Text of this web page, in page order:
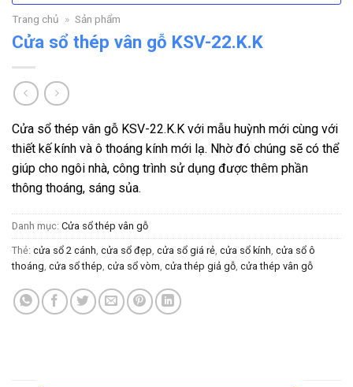
Trang chủ » Sản phẩm
Cửa sổ thép vân gỗ KSV-22.K.K
Cửa sổ thép vân gỗ KSV-22.K.K với mẫu huỳnh mới cùng với
thiết kế kính và ô thoáng kính mới lạ. Nhờ đó chúng sẽ có thể
giúp cho ngôi nhà, công trình sử dụng được thêm phần
thông thoáng, sáng sủa.
Danh mục: Cửa sổ thép vân gỗ
Thẻ: cửa sổ 2 cánh, cửa sổ đẹp, cửa sổ giá rẻ, cửa sổ kính, cửa sổ ô
thoáng, cửa sổ thép, cửa sổ vòm, cửa thép giả gỗ, cửa thép vân gỗ